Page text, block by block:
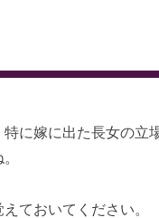
に嫁に出た長女の立
ておいてください。